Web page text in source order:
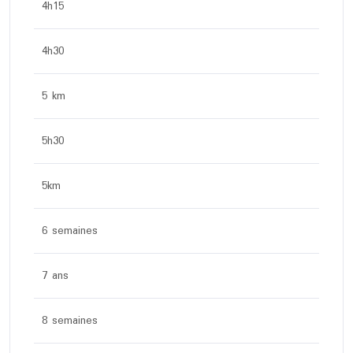
4h15
4h30
5 km
5h30
5km
6 semaines
7 ans
8 semaines